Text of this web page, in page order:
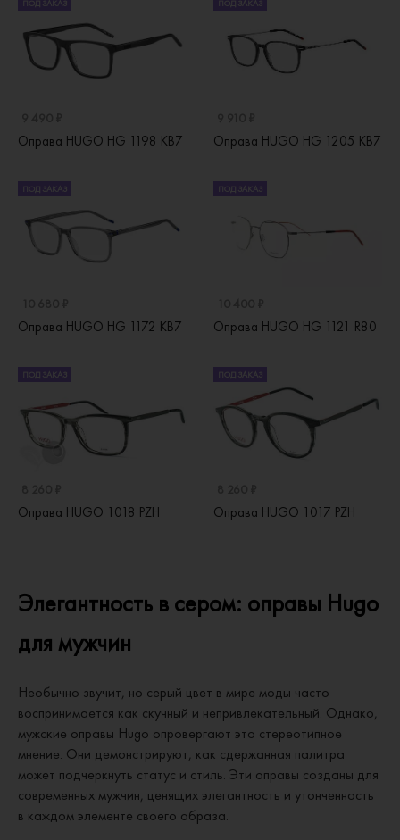
ПОД ЗАКАЗ
Оправа HUGO HG 1198 KB7
ПОД ЗАКАЗ
Оправа HUGO HG 1205 KB7
ПОД ЗАКАЗ
Оправа HUGO HG 1172 KB7
ПОД ЗАКАЗ
Оправа HUGO HG 1121 R80
ПОД ЗАКАЗ
Оправа HUGO 1018 PZH
ПОД ЗАКАЗ
Оправа HUGO 1017 PZH
Элегантность в сером: оправы Hugo
для мужчин
Необычно звучит, но серый цвет в мире моды часто
воспринимается как скучный и непривлекательный. Однако,
мужские оправы Hugo опровергают это стереотипное
мнение. Они демонстрируют, как сдержанная палитра
может подчеркнуть статус и стиль. Эти оправы созданы для
современных мужчин, ценящих элегантность и утонченность
в каждом элементе своего образа.